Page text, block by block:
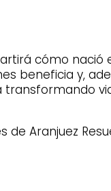
cómo nació
beneficia y,
Aranjuez